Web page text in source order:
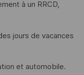
à un RRCD,
jours de vacances
et automobile.